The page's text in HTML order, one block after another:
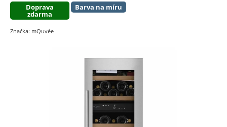
Doprava
zdarma
Barva na míru
Značka: mQuvée